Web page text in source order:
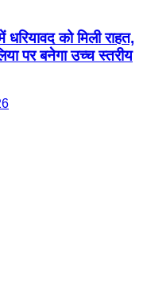
धरियावद को मिली राहत,
पर बनेगा उच्च स्तरीय